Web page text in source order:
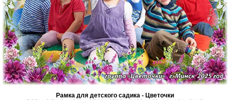
Рамка для детского садика - Цветочки